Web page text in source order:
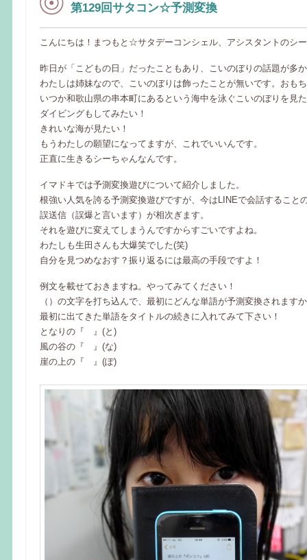
第129回サタコン☆予測変換
こんにちは！まつもと☆サタデーコンシェル、アシスタントのシ
昨日が「こどもの日」だったこともあり、こいのぼりの話題が多
わたしは姉妹なので、こいのぼりは飾ったことが無いです。おも
いつか和歌山県の串本町にあるという海中を泳ぐこいのぼりを見
ダイビングもしてみたい！
きれいな海が見たい！
もうわたしの願望になってますが、これでいいんです。
正直に生きるシーちゃんなんです。
イマドキでは予測変換遊びについて紹介しました。
根強い人気を誇る予測変換遊びですが、今はLINEで会話すること
誤送信（誤爆と言います）が相次ぎます。
それを遊びに変えてしまうんですからすごいですよね。
わたしも生田さんも大爆笑でした(笑)
自分を見つめなおす？振り返るには最高の手段ですよ！
例文を載せておきますね。やってみてください！
（）の文字を打ち込んで、最初にどんな単語が予測変換されます
最初に出てきた単語をタイトルの続きに入れてみて下さい！
となりの『 』(と)
風の谷の『 』(な)
崖の上の『 』(ぽ)